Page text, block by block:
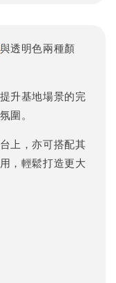
與透明色兩種顏
升基地場景的完
圍。
上，亦可搭配其
，輕鬆打造更大